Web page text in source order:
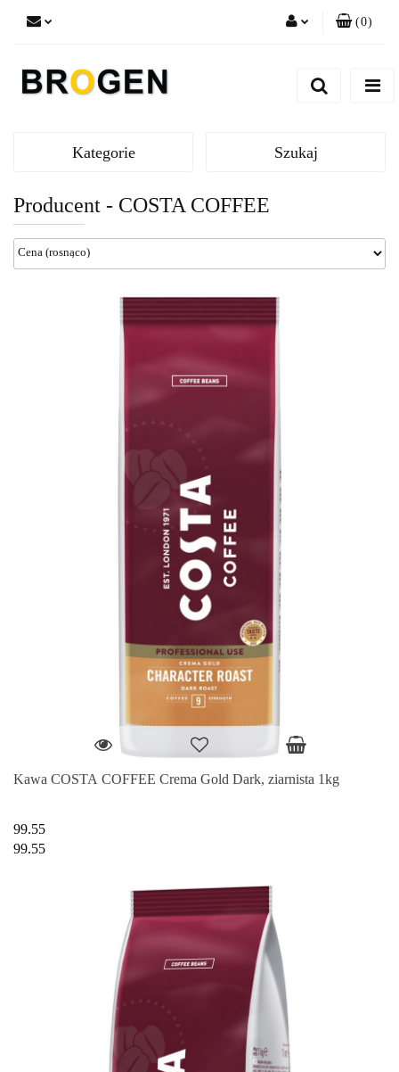
Zgody cookies
(0)
Kategorie Szukaj
Producent - COSTA COFFEE
Kawa COSTA COFFEE Crema Gold Dark, ziarnista 1kg
99.55
99.55